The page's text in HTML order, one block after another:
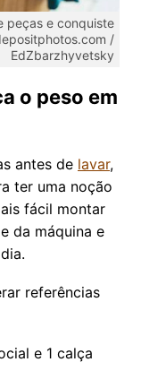
peças e conquiste
/
EdZbarzhyvetsky
o peso em
antes de lavar,
ter uma noção
fácil montar
da máquina e
referências
e 1 calça